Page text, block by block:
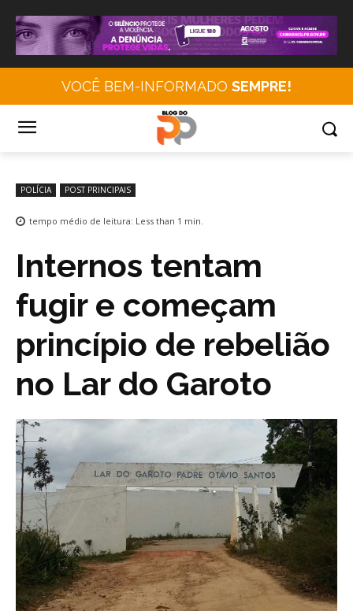
VOCÊ BEM-INFORMADO SEMPRE!
POLÍCIA POST PRINCIPAIS
tempo médio de leitura: Less than 1 min.
Internos tentam
fugir e começam
princípio de rebelião
no Lar do Garoto